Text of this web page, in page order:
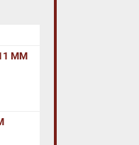
MM